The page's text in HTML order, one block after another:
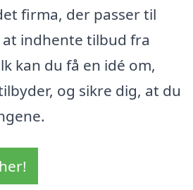
firma, der passer til
at indhente tilbud fra
kan du få en idé om,
og sikre dig, at du